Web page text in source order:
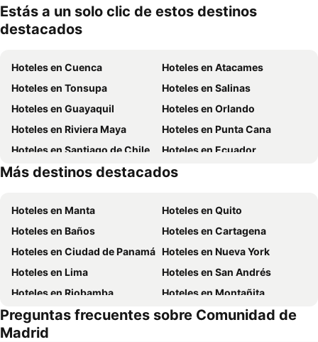
mascotas
Estás a un solo clic de estos destinos
destacados
Hoteles en Cuenca
Hoteles en Atacames
Hoteles en Tonsupa
Hoteles en Salinas
Hoteles en Guayaquil
Hoteles en Orlando
Hoteles en Riviera Maya
Hoteles en Punta Cana
Hoteles en Santiago de Chile
Hoteles en Ecuador
Hoteles en Panamá
Hoteles en Galápagos
Más destinos destacados
Hoteles en Manta
Hoteles en Quito
Hoteles en Baños
Hoteles en Cartagena
Hoteles en Ciudad de Panamá Hoteles en Nueva York
Hoteles en Lima
Hoteles en San Andrés
Hoteles en Riobamba
Hoteles en Montañita
Hoteles en Puerto López
Hoteles en Pedernales
Hoteles en Miami
Preguntas frecuentes sobre Comunidad de
Madrid